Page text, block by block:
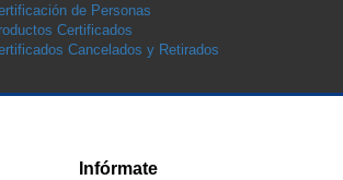
de Personas
Certificados
Cancelados y Retirados
Infórmate